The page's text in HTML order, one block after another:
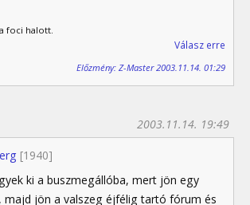
foci halott.
Válasz erre
Előzmény: Z-Master 2003.11.14. 01:29
[1940]
2003.11.14. 19:49
ki a buszmegállóba, mert jön egy
majd jön a valszeg éjfélig tartó fórum és